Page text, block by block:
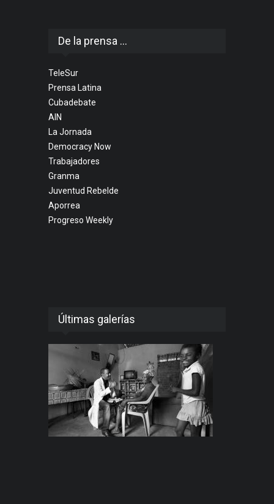
De la prensa ...
TeleSur
Prensa Latina
Cubadebate
AIN
La Jornada
Democracy Now
Trabajadores
Granma
Juventud Rebelde
Aporrea
Progreso Weekly
Últimas galerías